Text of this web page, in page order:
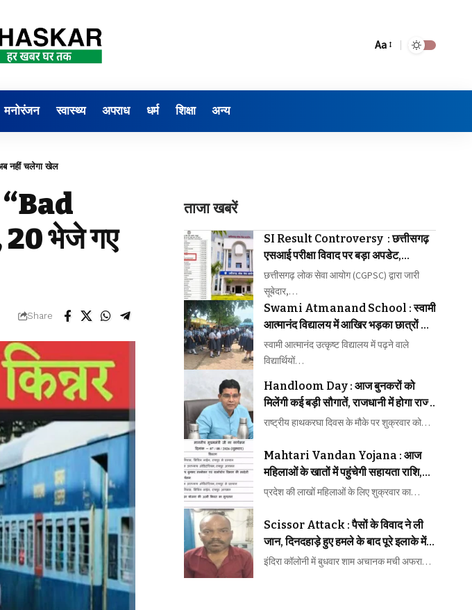
Aa
मनोरंजन स्वास्थ्य अपराध धर्म शिक्षा अन्य
नहीं चलेगा खेल
“Bad
20 भेजे गए
Share
ताजा खबरें
SI Result Controversy : छत्तीसगढ़
एसआई परीक्षा विवाद पर बड़ा अपडेट,
CGPSC ने कहा- भ्रामक जानकारी से रहें
सावधान
छत्तीसगढ़ लोक सेवा आयोग (CGPSC) द्वारा जारी
सूबेदार,…
Swami Atmanand School : स्वामी
आत्मानंद विद्यालय में आखिर भड़का छात्रों का
गुस्सा, कार्रवाई नहीं हुई तो आंदोलन की
चेतावनी
स्वामी आत्मानंद उत्कृष्ट विद्यालय में पढ़ने वाले
विद्यार्थियों…
Handloom Day : आज बुनकरों को
मिलेंगी कई बड़ी सौगातें, राजधानी में होगा राज्य
स्तरीय भव्य आयोजन
राष्ट्रीय हाथकरघा दिवस के मौके पर शुक्रवार को…
Mahtari Vandan Yojana : आज
महिलाओं के खातों में पहुंचेगी सहायता राशि,
दोपहर में जारी होगी नई किस्त
प्रदेश की लाखों महिलाओं के लिए शुक्रवार का…
Scissor Attack : पैसों के विवाद ने ली
जान, दिनदहाड़े हुए हमले के बाद पूरे इलाके में
मचा हड़कंप
इंदिरा कॉलोनी में बुधवार शाम अचानक मची अफरा…